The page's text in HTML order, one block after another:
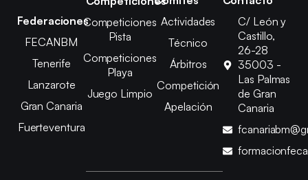
Federaciones
FECANBM
Tenerife
Lanzarote
Gran Canaria
Fuerteventura
Competiciones
Pista
Competiciones
Playa
Juego Limpio
Actividades
Técnico
Árbitros
Competición
Apelación
C/ León y
Castillo,
26-28
35003 -
Las Palmas
de Gran
Canaria